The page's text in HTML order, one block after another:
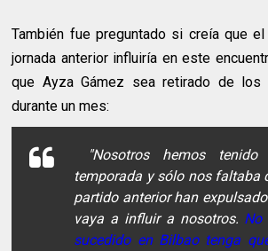
También fue preguntado si creía que
jornada anterior influiría en este
que Ayza Gámez sea retirado de los
durante un mes:
"Nosotros hemos
temporada y sólo nos faltaba
partido anterior han
vaya a influir a nosotros. No
sucedido en Bilbao tenga